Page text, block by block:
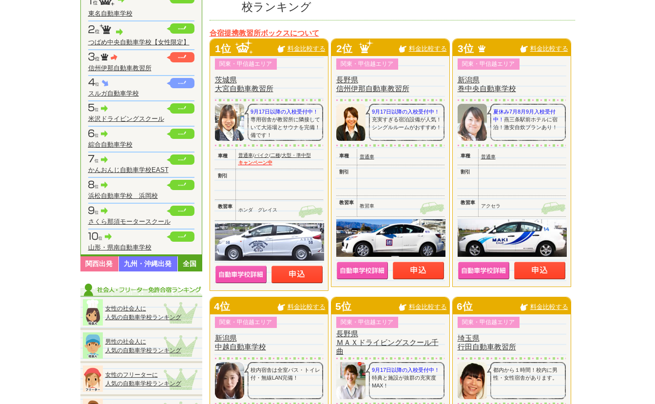
東名自動車学校
つばめ中央自動車学校【女性限定】
信州伊那自動車教習所
スルガ自動車学校
米沢ドライビングスクール
綜合自動車学校
かんおんじ自動車学校EAST
浜松自動車学校 浜岡校
さくら那須モータースクール
山形・県南自動車学校
関西出発 九州・沖縄出発 全国
女性の社会人に
人気の自動車学校ランキング
男性の社会人に
人気の自動車学校ランキング
女性のフリーターに
人気の自動車学校ランキング
校ランキング
合宿提携教習所ボックスについて
1位 料金比較する
関東・甲信越エリア
茨城県
大宮自動車教習所
9月17日以降の入校受付中！
専用宿舎が教習所に隣接して
いて大浴場とサウナを完備！
備です！
車種 普通車/バイク/二種/大型・準中型
キャンペーン中
割引
教習車
ホンダ グレイス
2位 料金比較する
関東・甲信越エリア
長野県
信州伊那自動車教習所
9月17日以降の入校受付中！
充実すぎる宿泊設備が人気！
シングルルームがおすすめ！
車種 普通車
割引
教習車
教習車
3位 料金比較する
関東・甲信越エリア
新潟県
巻中央自動車学校
夏休み7月8月9月入校受付
中！ 燕三条駅前ホテルに宿
泊！激安自炊プランあり！
車種 普通車
割引
教習車
アクセラ
4位 料金比較する
関東・甲信越エリア
新潟県
中越自動車学校
校内宿舎は全室バス・トイレ
付・無線LAN完備！
5位 料金比較する
関東・甲信越エリア
長野県
ＭＡＸドライビングスクール千
曲
9月17日以降の入校受付中！
特典と施設が抜群の充実度
MAX！
6位 料金比較する
関東・甲信越エリア
埼玉県
行田自動車教習所
都内から１時間！校内に男
性・女性宿舎があります。